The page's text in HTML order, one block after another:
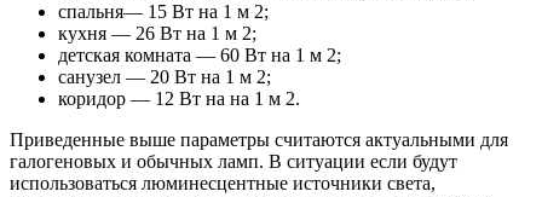
спальня— 15 Вт на 1 м 2;
кухня — 26 Вт на 1 м 2;
детская комната — 60 Вт на 1 м 2;
санузел — 20 Вт на 1 м 2;
коридор — 12 Вт на на 1 м 2.
Приведенные выше параметры считаются актуальными для
галогеновых и обычных ламп. В ситуации если будут
использоваться люминесцентные источники света,